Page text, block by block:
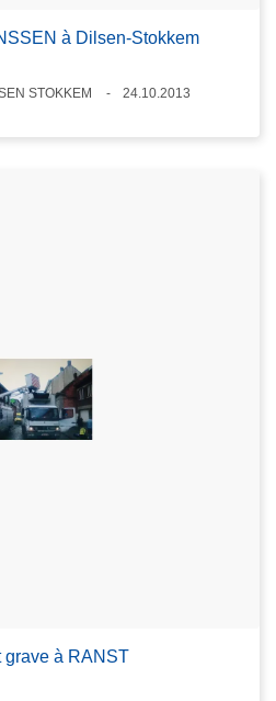
à Dilsen-Stokkem
STOKKEM
24.10.2013
grave à RANST